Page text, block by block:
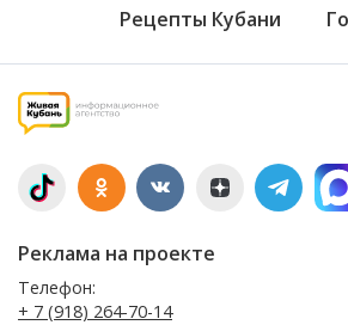
Рецепты Кубани
Реклама на проекте
Телефон:
+ 7 (918) 264-70-14